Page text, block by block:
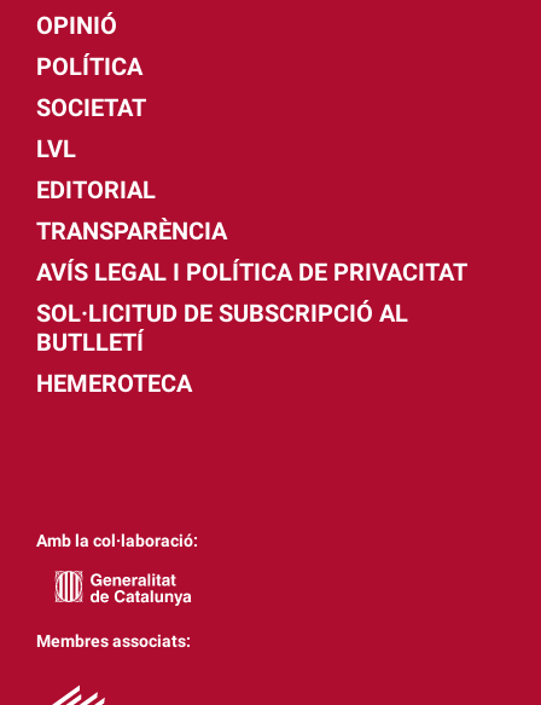
OPINIÓ
POLÍTICA
SOCIETAT
LVL
EDITORIAL
TRANSPARÈNCIA
AVÍS LEGAL I POLÍTICA DE PRIVACITAT
SOL·LICITUD DE SUBSCRIPCIÓ AL
BUTLLETÍ
HEMEROTECA
Amb la col·laboració:
Membres associats: